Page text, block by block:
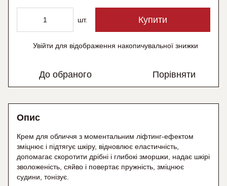
шт. Купити
Увійти для відображення накопичувальної знижки
До обраного Порівняти
Опис
Крем для обличчя з моментальним ліфтинг-ефектом
зміцнює і підтягує шкіру, відновлює еластичність,
допомагає скоротити дрібні і глибокі зморшки, надає шкірі
зволоженість, сяйво і повертає пружність, зміцнює
судини, тонізує.